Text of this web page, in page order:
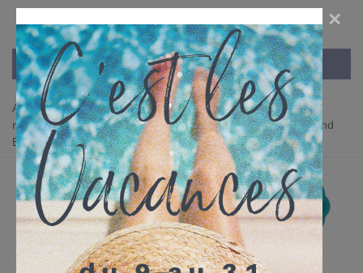
Accueil > MERCERIE CREATIVE > Fermoirs > Fermoirs
magnétiques, Aimants > Fermoir magnétique / Aimant - Rond
Extra fin - 18 mm - 5 couleurs
×